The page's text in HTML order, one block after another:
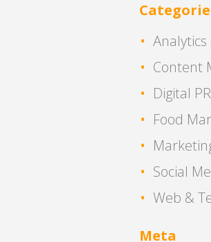
Categorie
Content
Digital
Food
Social
Web &
Meta